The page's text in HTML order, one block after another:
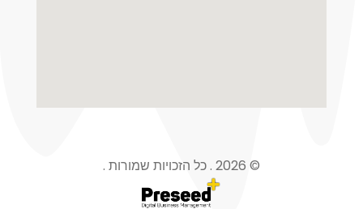
© 2026 . כל הזכויות שמורות .